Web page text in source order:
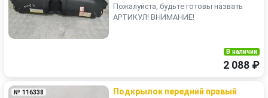
Пожалуйста, будьте готовы назвать
АРТИКУЛ! ВНИМАНИЕ!
В наличии
2 088 ₽
№ 116338
Подкрылок передний правый